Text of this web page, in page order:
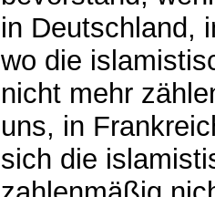
in Deutschland,
wo die
nicht mehr
uns, in
sich die